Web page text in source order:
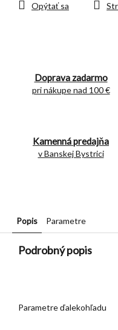
Doprava zadarmo
pri nákupe nad 100 €
Kamenná predajňa
v Banskej Bystrici
Opýtať sa
Popis Parametre
Podrobný popis
Parametre ďalekohľadu